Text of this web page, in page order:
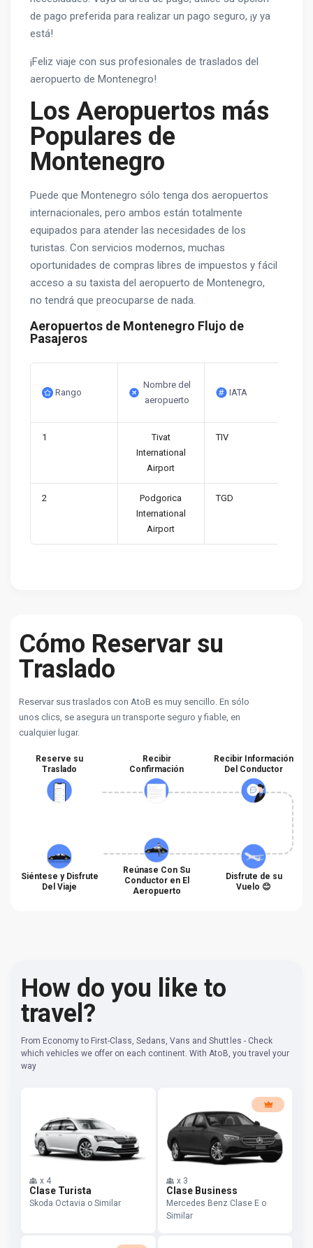
de pago preferida para realizar un pago seguro, ¡y ya
está!
¡Feliz viaje con sus profesionales de traslados del
aeropuerto de Montenegro!
Los Aeropuertos más
Populares de
Montenegro
Puede que Montenegro sólo tenga dos aeropuertos
internacionales, pero ambos están totalmente
equipados para atender las necesidades de los
turistas. Con servicios modernos, muchas
oportunidades de compras libres de impuestos y fácil
acceso a su taxista del aeropuerto de Montenegro,
no tendrá que preocuparse de nada.
Aeropuertos de Montenegro Flujo de
Pasajeros
Rango
Nombre del
aeropuerto
IATA
1
Tivat
International
Airport
TIV
2
Podgorica
International
Airport
TGD
Cómo Reservar su
Traslado
Reservar sus traslados con AtoB es muy sencillo. En sólo
unos clics, se asegura un transporte seguro y fiable, en
cualquier lugar.
Reserve su
Traslado
Recibir
Confirmación
Recibir Información
Del Conductor
Siéntese y Disfrute
Del Viaje
Reúnase Con Su
Conductor en El
Aeropuerto
Disfrute de su
Vuelo 😊
How do you like to
travel?
From Economy to First-Class, Sedans, Vans and Shuttles - Check
which vehicles we offer on each continent. With AtoB, you travel your
way
x 4
Clase Turista
Skoda Octavia o Similar
x 3
Clase Business
Mercedes Benz Clase E o
Similar